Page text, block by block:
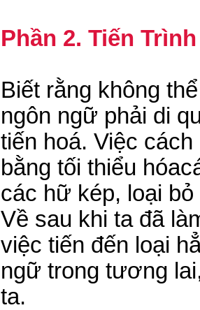
Phần 2. Tiến
Biết rằng không
ngôn ngữ phải di
tiến hoá. Việc
bằng tối thiểu
các hữ kép, loại
Về sau khi ta đã
việc tiến đến loại
ngữ trong tương
ta.